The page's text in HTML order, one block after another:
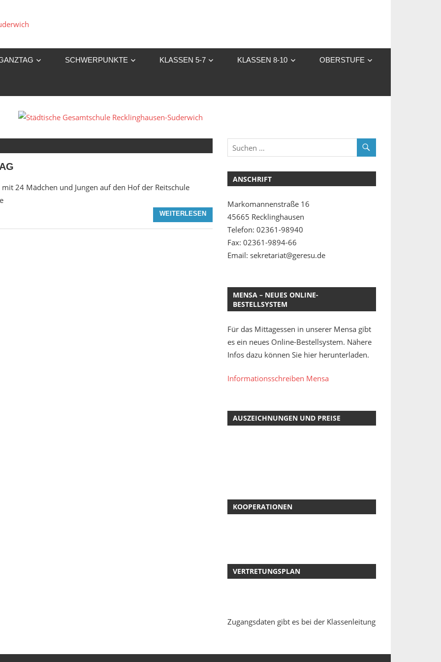
Gesamtschule
Suderwich
SCHWERPUNKTE KLASSEN 5-7 KLASSEN 8-10 OBERSTUFE
24 Mädchen und Jungen auf den Hof der Reitschule
WEITERLESEN
ANSCHRIFT
Markomannenstraße 16
45665 Recklinghausen
Telefon: 02361-98940
Fax: 02361-9894-66
Email: sekretariat@geresu.de
MENSA – NEUES ONLINE-
BESTELLSYSTEM
Für das Mittagessen in unserer Mensa gibt
es ein neues Online-Bestellsystem. Nähere
Infos dazu können Sie hier herunterladen.
Informationsschreiben Mensa
AUSZEICHNUNGEN UND PREISE
KOOPERATIONEN
VERTRETUNGSPLAN
Zugangsdaten gibt es bei der Klassenleitung